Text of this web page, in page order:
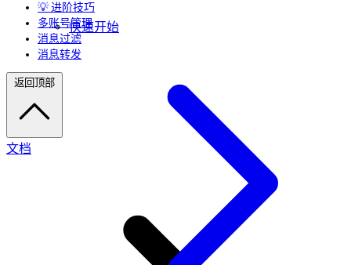
快速开始
💡 进阶技巧
多账号管理
消息过滤
消息转发
返回顶部
文档